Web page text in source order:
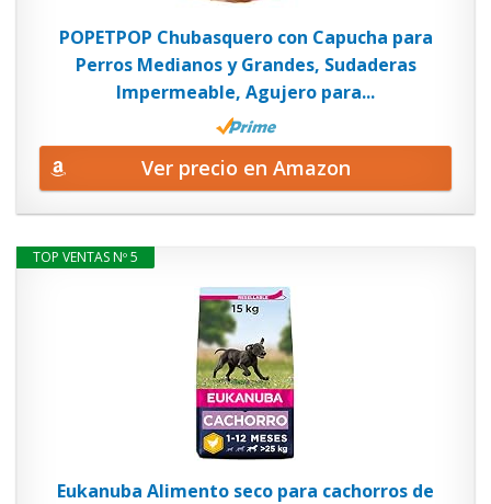
POPETPOP Chubasquero con Capucha para
Perros Medianos y Grandes, Sudaderas
Impermeable, Agujero para...
Ver precio en Amazon
TOP VENTAS Nº 5
Eukanuba Alimento seco para cachorros de